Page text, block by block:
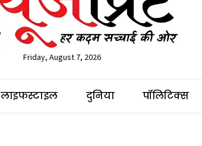
Friday, August 7, 2026
लाइफस्टाइल दुनिया पॉलिटिक्स